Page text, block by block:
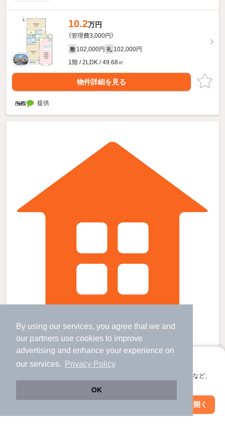
By using our services, you agree that we and
our partners use cookies to improve
advertising and enhance your experience on
our services.
Privacy Policy
OK
アプリに切り替えて、サクサクお部屋探し
会員登録なしですぐ使える。マップ検索やお気に入り保存など、
アプリを開く
10.2万円
（管理費3,000円）
敷 102,000円 礼 102,000円
1階 / 2LDK / 49.68㎡
物件詳細を見る
提供
コンフォート池尻の賃貸物件
分 （田園都市線）
市が尾駅 歩20分 （田園都市線）
都筑ふれあいの丘駅 歩
絞り込み条件を変更